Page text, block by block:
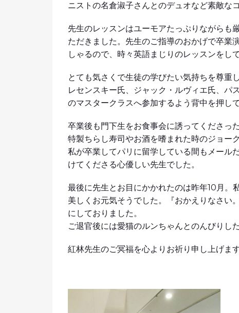
ニストの名倉淑子さんとのデュオなど素敵な
先生のレッスンはユーモアたっぷりながらも
ただきました。先生のご指導のおかげで卒業
しゃるので、時々英語まじりのレッスンをし
とても気さくで生徒の学びたい気持ちを尊重
レセンスキー氏、ジャック・ルヴィエ氏、パ
のマスタークラスへ参加するよう背中を押し
卒業後も門下生をお食事会に誘ってくださ
特製ちらし寿司やお酒を嗜まれた時のジョー
私が卒業してパリに留学している間もメール
けてくださる心優しい先生でした。
最後に先生とお目にかかれたのは昨年10月。
美しくお元気そうでした。『おかえりなさい
にしておりました。
ご退官後には愛猫のルンちゃんとのんびりし
紅林先生のご冥福を心よりお祈り申し上げます